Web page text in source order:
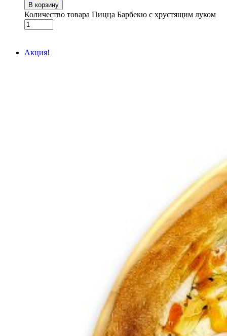
В корзину
Количество товара Пицца Барбекю с хрустящим луком
Акция!